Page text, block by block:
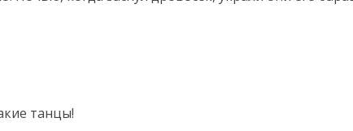
танцы!